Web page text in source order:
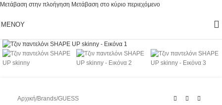
Μετάβαση στην πλοήγηση Μετάβαση στο κύριο περιεχόμενο
ΜΕΝΟΎ
Αρχική/Brands/GUESS